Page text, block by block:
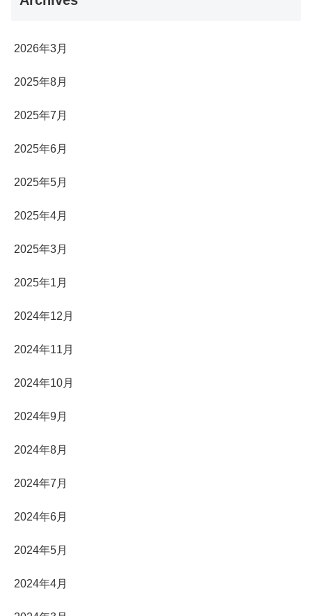
2026年3月
2025年8月
2025年7月
2025年6月
2025年5月
2025年4月
2025年3月
2025年1月
2024年12月
2024年11月
2024年10月
2024年9月
2024年8月
2024年7月
2024年6月
2024年5月
2024年4月